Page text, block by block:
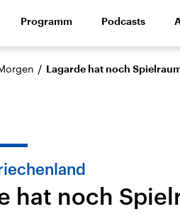
Wirtschaft Wissen
Nahostkonflikt
Iran
Aktuelle
Programm Podcasts
/ Lagarde hat noch
hat noch